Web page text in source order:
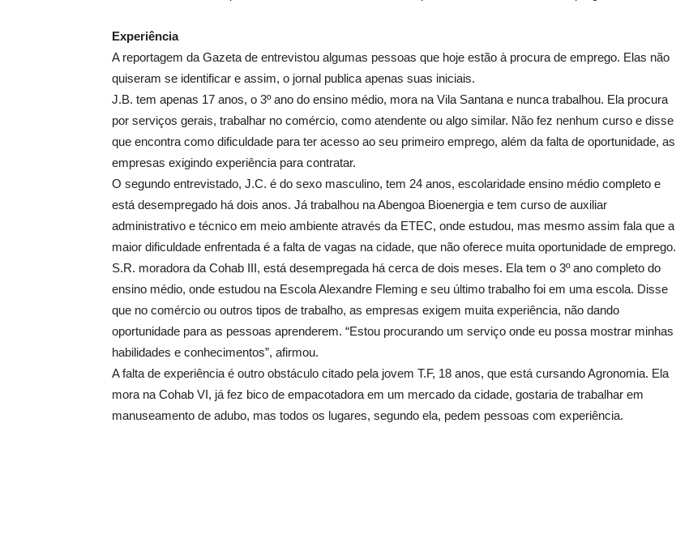
Experiência
A reportagem da Gazeta de entrevistou algumas pessoas que hoje estão à procura de emprego. Elas não
quiseram se identificar e assim, o jornal publica apenas suas iniciais.
J.B. tem apenas 17 anos, o 3º ano do ensino médio, mora na Vila Santana e nunca trabalhou. Ela procura
por serviços gerais, trabalhar no comércio, como atendente ou algo similar. Não fez nenhum curso e disse
que encontra como dificuldade para ter acesso ao seu primeiro emprego, além da falta de oportunidade, as
empresas exigindo experiência para contratar.
O segundo entrevistado, J.C. é do sexo masculino, tem 24 anos, escolaridade ensino médio completo e
está desempregado há dois anos. Já trabalhou na Abengoa Bioenergia e tem curso de auxiliar
administrativo e técnico em meio ambiente através da ETEC, onde estudou, mas mesmo assim fala que a
maior dificuldade enfrentada é a falta de vagas na cidade, que não oferece muita oportunidade de emprego.
S.R. moradora da Cohab III, está desempregada há cerca de dois meses. Ela tem o 3º ano completo do
ensino médio, onde estudou na Escola Alexandre Fleming e seu último trabalho foi em uma escola. Disse
que no comércio ou outros tipos de trabalho, as empresas exigem muita experiência, não dando
oportunidade para as pessoas aprenderem. “Estou procurando um serviço onde eu possa mostrar minhas
habilidades e conhecimentos”, afirmou.
A falta de experiência é outro obstáculo citado pela jovem T.F, 18 anos, que está cursando Agronomia. Ela
mora na Cohab VI, já fez bico de empacotadora em um mercado da cidade, gostaria de trabalhar em
manuseamento de adubo, mas todos os lugares, segundo ela, pedem pessoas com experiência.